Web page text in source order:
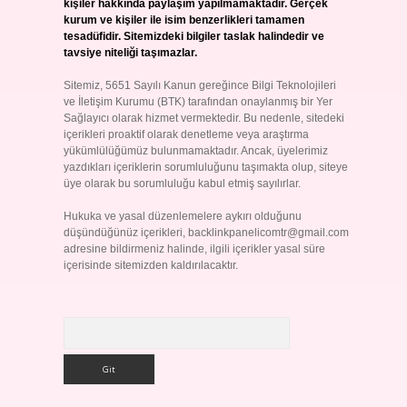
kişiler hakkında paylaşım yapılmamaktadır. Gerçek
kurum ve kişiler ile isim benzerlikleri tamamen
tesadüfidir. Sitemizdeki bilgiler taslak halindedir ve
tavsiye niteliği taşımazlar.
Sitemiz, 5651 Sayılı Kanun gereğince Bilgi Teknolojileri
ve İletişim Kurumu (BTK) tarafından onaylanmış bir Yer
Sağlayıcı olarak hizmet vermektedir. Bu nedenle, sitedeki
içerikleri proaktif olarak denetleme veya araştırma
yükümlülüğümüz bulunmamaktadır. Ancak, üyelerimiz
yazdıkları içeriklerin sorumluluğunu taşımakta olup, siteye
üye olarak bu sorumluluğu kabul etmiş sayılırlar.
Hukuka ve yasal düzenlemelere aykırı olduğunu
düşündüğünüz içerikleri, backlinkpanelicomtr@gmail.com
adresine bildirmeniz halinde, ilgili içerikler yasal süre
içerisinde sitemizden kaldırılacaktır.